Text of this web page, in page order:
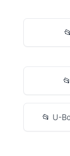
📂 U-